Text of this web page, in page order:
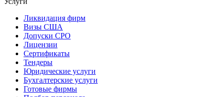
Ликвидация фирм
Визы США
Допуски СРО
Лицензии
Сертификаты
Тендеры
Юридические услуги
Бухгалтерские услуги
Готовые фирмы